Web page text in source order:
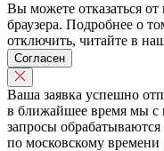
Вы можете отказаться
браузера. Подробнее о
отключить, читайте в
Согласен
Ваша заявка успешно
в ближайшее время мы с
запросы обрабатываются
по московскому времени